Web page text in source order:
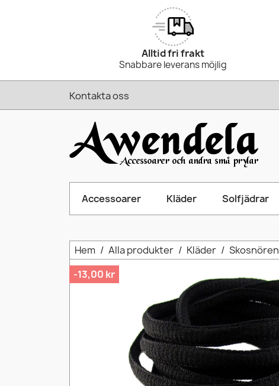
Alltid fri frakt
Snabbare leverans möjlig
Kontakta oss
Accessoarer Kläder Solfjädrar
Hem Alla produkter Kläder Skosnören
-13,00 kr